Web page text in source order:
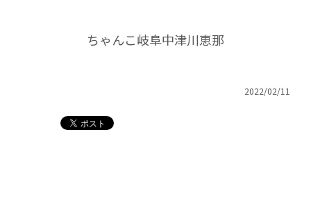
ちゃんこ岐阜中津川恵那
2022/02/11